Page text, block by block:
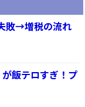
敗→増税の流れ
飯テロすぎ！プ